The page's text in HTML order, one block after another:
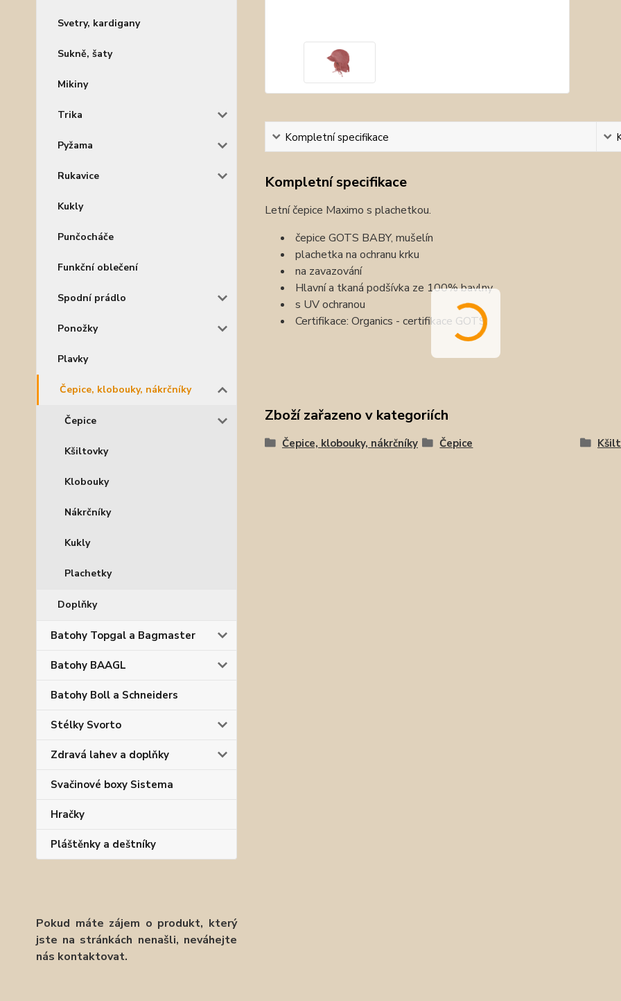
Svetry, kardigany
Sukně, šaty
Mikiny
Trika
Pyžama
Rukavice
Kukly
Punčocháče
Funkční oblečení
Spodní prádlo
Ponožky
Plavky
Čepice, klobouky, nákrčníky
Čepice
Kšiltovky
Klobouky
Nákrčníky
Kukly
Plachetky
Doplňky
Batohy Topgal a Bagmaster
Batohy BAAGL
Batohy Boll a Schneiders
Stélky Svorto
Zdravá lahev a doplňky
Svačinové boxy Sistema
Hračky
Pláštěnky a deštníky
Pokud máte zájem o produkt, který
jste na stránkách nenašli, neváhejte
nás kontaktovat.
Kompletní specifikace
Kompletní specifikace
Letní čepice Maximo s plachetkou.
čepice GOTS BABY, mušelín
plachetka na ochranu krku
na zavazování
Hlavní a tkaná podšívka ze 100% bavlny
s UV ochranou
Certifikace: Organics - certifikace GOTS
Zboží zařazeno v kategoriích
Čepice, klobouky, nákrčníky Čepice